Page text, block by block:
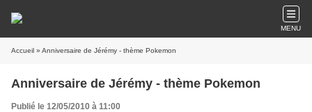
MENU
Accueil » Anniversaire de Jérémy - thème Pokemon
Anniversaire de Jérémy - thème Pokemon
Publié le 12/05/2010 à 11:00